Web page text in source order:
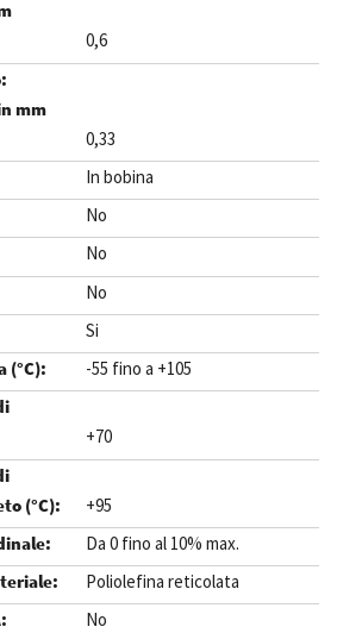
0,6
0,33
In bobina
No
No
No
Si
-55 fino a +105
+70
+95
Da 0 fino al 10% max.
Poliolefina reticolata
No